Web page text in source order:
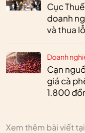
Cục
doanh
và thua
Doanh
Cạn
giá cà
1.800
Xem thêm bài viết